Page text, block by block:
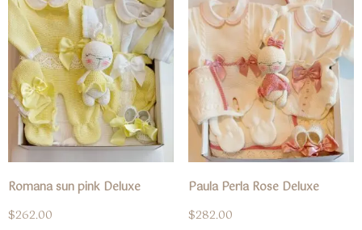
Romana sun pink Deluxe
$262.00
Paula Perla Rose Deluxe
$282.00